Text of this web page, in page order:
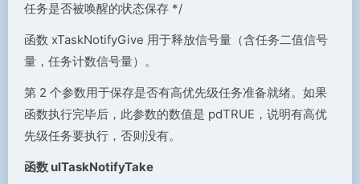
任务是否被唤醒的状态保存 */
函数 xTaskNotifyGive 用于释放信号量（含任务二值信号
量，任务计数信号量）。
第 2 个参数用于保存是否有高优先级任务准备就绪。如果
函数执行完毕后，此参数的数值是 pdTRUE，说明有高优
先级任务要执行，否则没有。
函数 ulTaskNotifyTake